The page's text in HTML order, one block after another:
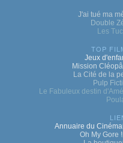
J'ai tué ma
Double
Les
TOP
Jeux
Mission
La Cité de la
Pulp
Le Fabuleux destin
Annuaire du Cinéma
Oh My Gore !